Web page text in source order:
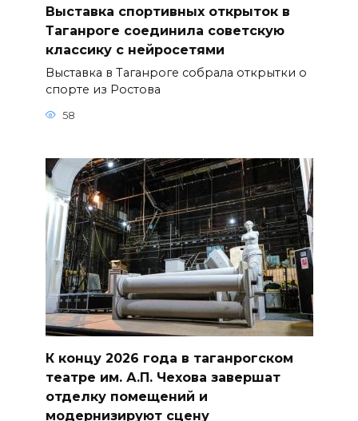
Выставка спортивных открыток в
Таганроге соединила советскую
классику с нейросетями
Выставка в Таганроге собрала открытки о
спорте из Ростова
58
К концу 2026 года в таганрогском
театре им. А.П. Чехова завершат
отделку помещений и
модернизируют сцену